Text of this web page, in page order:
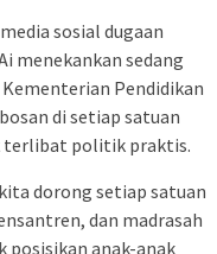
sosial dugaan
menekankan sedang
Pendidikan
di setiap satuan
terlibat politik praktis.
dorong setiap satuan
dan madrasah
posisikan anak-anak